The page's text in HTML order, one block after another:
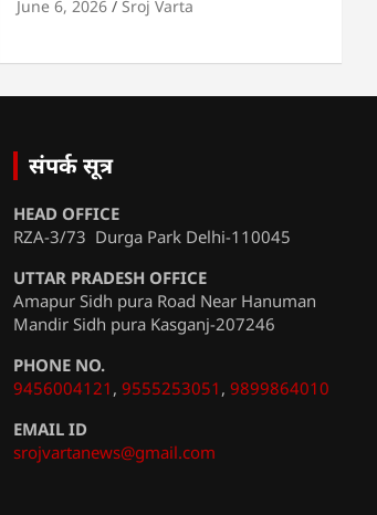
June 6, 2026 Sroj Varta
संपर्क सूत्र
HEAD OFFICE
RZA-3/73 Durga Park Delhi-110045
UTTAR PRADESH OFFICE
Amapur Sidh pura Road Near Hanuman
Mandir Sidh pura Kasganj-207246
PHONE NO.
9456004121 , 9555253051 , 9899864010
EMAIL ID
srojvartanews@gmail.com